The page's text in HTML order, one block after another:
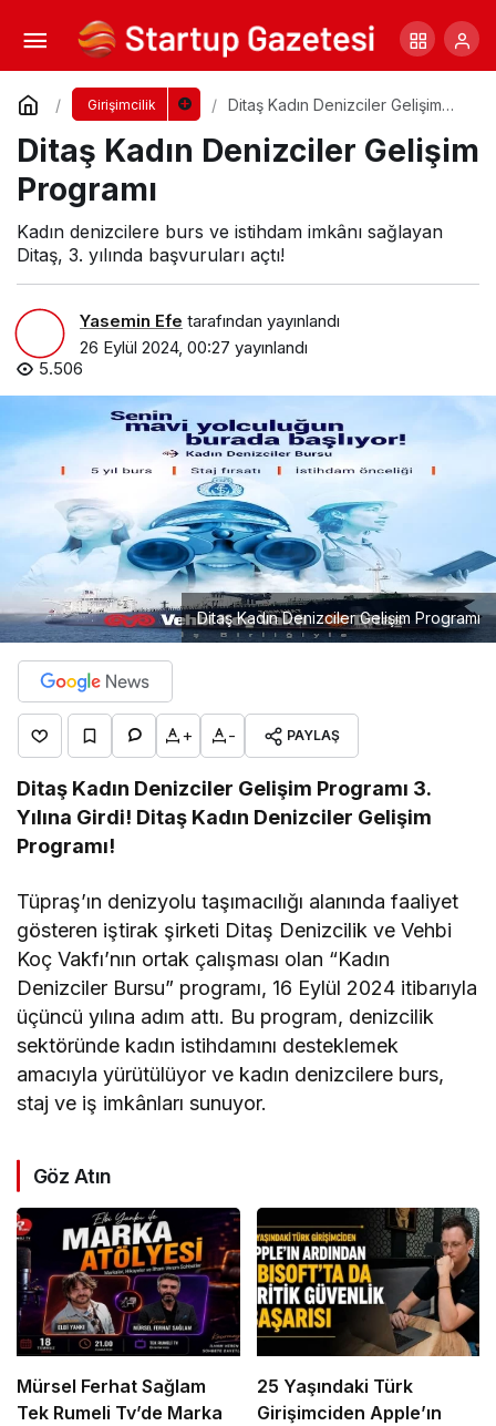
Girişimcilik
Ditaş Kadın Denizciler Gelişim
Ditaş Kadın Denizciler Gelişim
Programı
Kadın denizcilere burs ve istihdam imkânı sağlayan
Ditaş, 3. yılında başvuruları açtı!
Yasemin Efe tarafından yayınlandı
26 Eylül 2024, 00:27 yayınlandı
5.506
Ditaş Kadın Denizciler Gelişim Programı
+ - PAYLAŞ
Ditaş Kadın Denizciler Gelişim Programı 3.
Yılına Girdi! Ditaş Kadın Denizciler Gelişim
Programı!
Tüpraş’ın denizyolu taşımacılığı alanında faaliyet
gösteren iştirak şirketi Ditaş Denizcilik ve Vehbi
Koç Vakfı’nın ortak çalışması olan “Kadın
Denizciler Bursu” programı, 16 Eylül 2024 itibarıyla
üçüncü yılına adım attı. Bu program, denizcilik
sektöründe kadın istihdamını desteklemek
amacıyla yürütülüyor ve kadın denizcilere burs,
staj ve iş imkânları sunuyor.
Göz Atın
Mürsel Ferhat Sağlam
Tek Rumeli Tv’de Marka
25 Yaşındaki Türk
Girişimciden Apple’ın
EduTalks Üniversite Buluşmaları Etkinliği
Yorum Yap Paylaş